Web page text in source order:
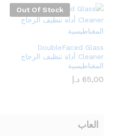
Out Of Stock
DoubleFaced Glass
Cleaner أداة تنظيف الزجاج
المغناطيسية
65,00 د.إ
العاب